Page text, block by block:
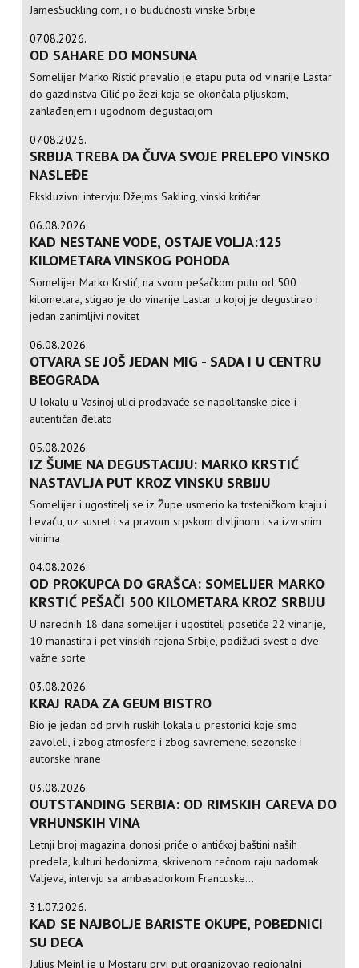
JamesSuckling.com, i o budućnosti vinske Srbije
07.08.2026.
OD SAHARE DO MONSUNA
Somelijer Marko Ristić prevalio je etapu puta od vinarije Lastar
do gazdinstva Cilić po žezi koja se okončala pljuskom,
zahlađenjem i ugodnom degustacijom
07.08.2026.
SRBIJA TREBA DA ČUVA SVOJE PRELEPO VINSKO
NASLEĐE
Ekskluzivni intervju: Džejms Sakling, vinski kritičar
06.08.2026.
KAD NESTANE VODE, OSTAJE VOLJA:125
KILOMETARA VINSKOG POHODA
Somelijer Marko Krstić, na svom pešačkom putu od 500
kilometara, stigao je do vinarije Lastar u kojoj je degustirao i
jedan zanimljivi novitet
06.08.2026.
OTVARA SE JOŠ JEDAN MIG - SADA I U CENTRU
BEOGRADA
U lokalu u Vasinoj ulici prodavaće se napolitanske pice i
autentičan đelato
05.08.2026.
IZ ŠUME NA DEGUSTACIJU: MARKO KRSTIĆ
NASTAVLJA PUT KROZ VINSKU SRBIJU
Somelijer i ugostitelj se iz Župe usmerio ka trsteničkom kraju i
Levaču, uz susret i sa pravom srpskom divljinom i sa izvrsnim
vinima
04.08.2026.
OD PROKUPCA DO GRAŠCA: SOMELIJER MARKO
KRSTIĆ PEŠAČI 500 KILOMETARA KROZ SRBIJU
U narednih 18 dana somelijer i ugostitelj posetiće 22 vinarije,
10 manastira i pet vinskih rejona Srbije, podižući svest o dve
važne sorte
03.08.2026.
KRAJ RADA ZA GEUM BISTRO
Bio je jedan od prvih ruskih lokala u prestonici koje smo
zavoleli, i zbog atmosfere i zbog savremene, sezonske i
autorske hrane
03.08.2026.
OUTSTANDING SERBIA: OD RIMSKIH CAREVA DO
VRHUNSKIH VINA
Letnji broj magazina donosi priče o antičkoj baštini naših
predela, kulturi hedonizma, skrivenom rečnom raju nadomak
Valjeva, intervju sa ambasadorkom Francuske...
31.07.2026.
KAD SE NAJBOLJE BARISTE OKUPE, POBEDNICI
SU DECA
Julius Meinl je u Mostaru prvi put organizovao regionalni